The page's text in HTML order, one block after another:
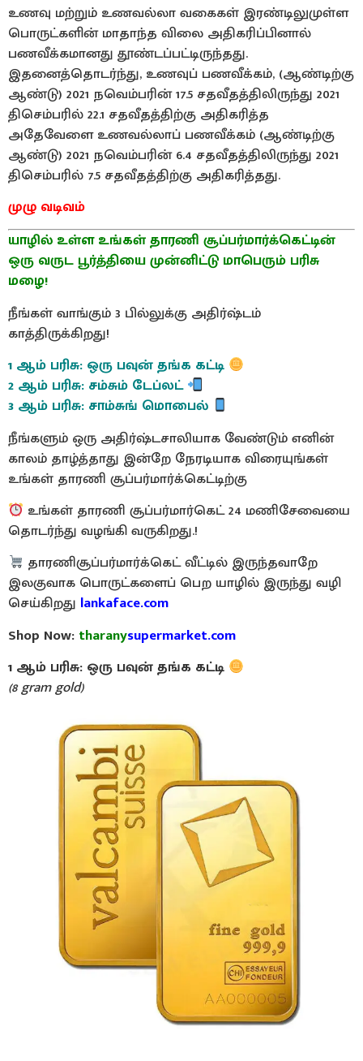
உணவு மற்றும் உணவல்லா வகைகள் இரண்டிலுமுள்ள
பொருட்களின் மாதாந்த விலை அதிகரிப்பினால்
பணவீக்கமானது தூண்டப்பட்டிருந்தது.
இதனைத்தொடர்ந்து, உணவுப் பணவீக்கம், (ஆண்டிற்கு
ஆண்டு) 2021 நவெம்பரின் 17.5 சதவீதத்திலிருந்து 2021
திசெம்பரில் 22.1 சதவீதத்திற்கு அதிகரித்த
அதேவேளை உணவல்லாப் பணவீக்கம் (ஆண்டிற்கு
ஆண்டு) 2021 நவெம்பரின் 6.4 சதவீதத்திலிருந்து 2021
திசெம்பரில் 7.5 சதவீதத்திற்கு அதிகரித்தது.
முழு வடிவம்
யாழில் உள்ள உங்கள் தாரணி சூப்பர்மார்க்கெட்டின்
ஒரு வருட பூர்த்தியை முன்னிட்டு மாபெரும் பரிசு
மழை!
நீங்கள் வாங்கும் 3 பில்லுக்கு அதிர்ஷ்டம்
காத்திருக்கிறது!
1 ஆம் பரிசு: ஒரு பவுன் தங்க கட்டி
2 ஆம் பரிசு: சம்சும் டேப்லட்
3 ஆம் பரிசு: சாம்சுங் மொபைல்
நீங்களும் ஒரு அதிர்ஷ்டசாலியாக வேண்டும் எனின்
காலம் தாழ்த்தாது இன்றே நேரடியாக விரையுங்கள்
உங்கள் தாரணி சூப்பர்மார்க்கெட்டிற்கு
உங்கள் தாரணி சூப்பர்மார்கெட் 24 மணிசேவையை
தொடர்ந்து வழங்கி வருகிறது.!
தாரணிசூப்பர்மார்க்கெட் வீட்டில் இருந்தவாறே
இலகுவாக பொருட்களைப் பெற யாழில் இருந்து வழி
செய்கிறது lankaface.com
Shop Now: tharanysupermarket.com
1 ஆம் பரிசு: ஒரு பவுன் தங்க கட்டி
(8 gram gold)